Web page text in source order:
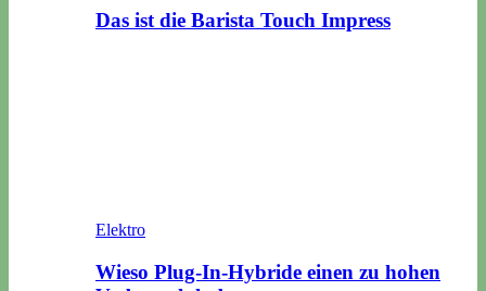
Das ist die Barista Touch Impress
Elektro
Wieso Plug-In-Hybride einen zu hohen